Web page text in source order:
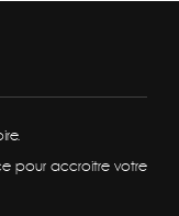
pour accroitre votre